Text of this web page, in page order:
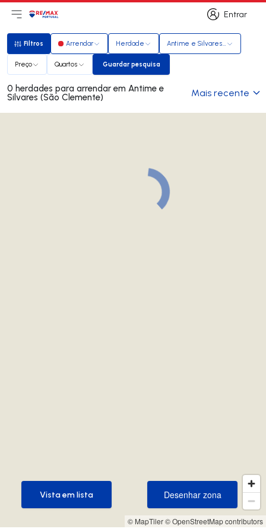
Entrar
Entrar
Abri menu principal
LogoIr para página inicial
Filtros
Filtros Arrendar Herdade Antime e Silvares (São
Preço Quartos Guardar pesquisa
Guardar pesquisa
0 herdades para arrendar em Antime e
Silvares (São Clemente) Mais recente
© MapTiler© OpenStreetMap contributors
Desenhar zona
Desenhar zona
Vista em lista
Vista em lista